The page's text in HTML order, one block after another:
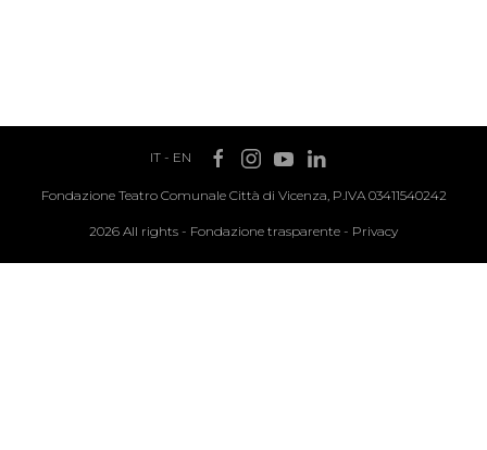
IT- EN
Fondazione Teatro Comunale Città di Vicenza, P.IVA 03411540242
2026 All rights - Fondazione trasparente - Privacy